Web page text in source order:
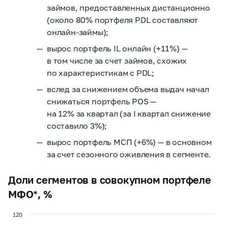
займов, предоставленных дистанционно
(около 80% портфеля PDL составляют
онлайн-займы);
вырос портфель IL онлайн (+11%) —
в том числе за счет займов, схожих
по характеристикам с PDL;
вслед за снижением объема выдач начал
снижаться портфель POS —
на 12% за квартал (за I квартал снижение
составило 3%);
вырос портфель МСП (+6%) — в основном
за счет сезонного оживления в сегменте.
Доли сегментов в совокупном портфеле
МФО*, %
120